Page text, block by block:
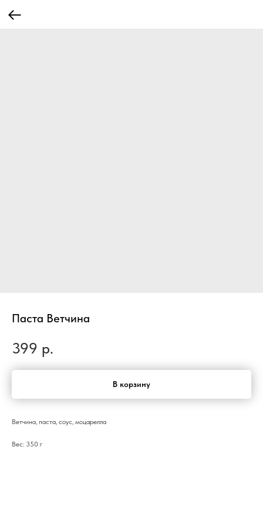
Паста Ветчина
399 р.
В корзину
Ветчина, паста, соус, моцарелла
Вес: 350 г